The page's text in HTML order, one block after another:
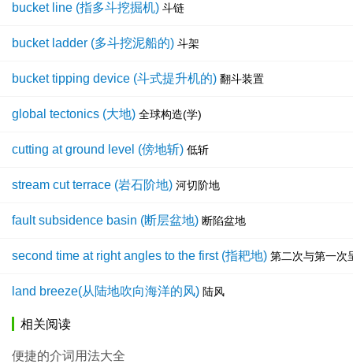
bucket line (指多斗挖掘机) 斗链
bucket ladder (多斗挖泥船的) 斗架
bucket tipping device (斗式提升机的) 翻斗装置
global tectonics (大地) 全球构造(学)
cutting at ground level (傍地斩) 低斩
stream cut terrace (岩石阶地) 河切阶地
fault subsidence basin (断层盆地) 断陷盆地
second time at right angles to the first (指耙地) 第二次与第一次
land breeze(从陆地吹向海洋的风) 陆风
相关阅读
便捷的介词用法大全